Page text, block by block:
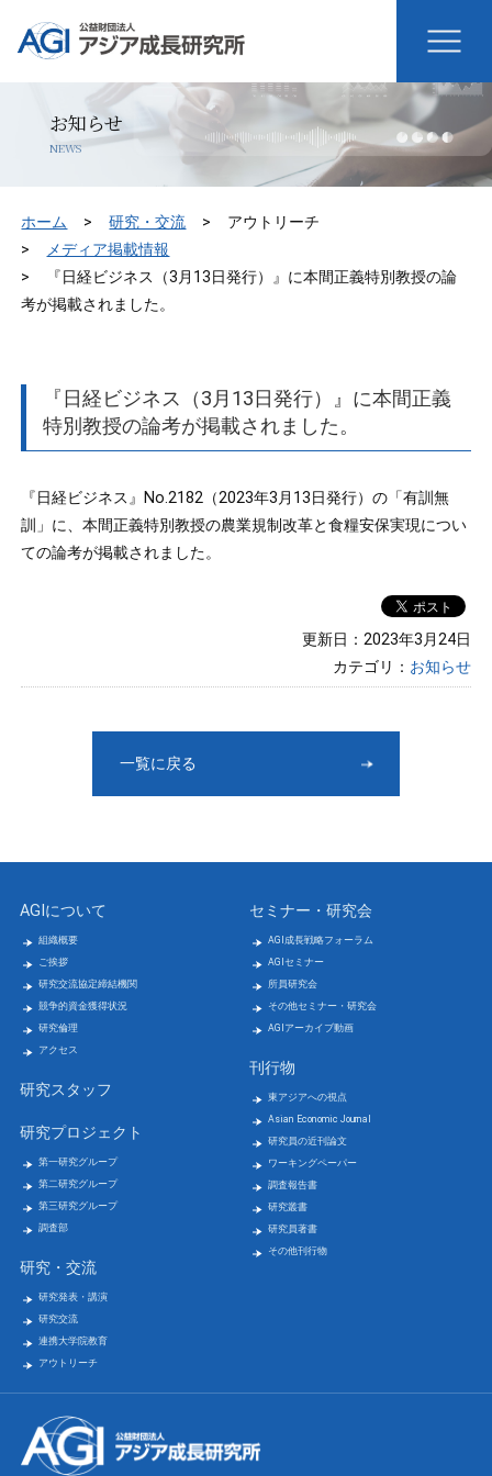
お知らせ
NEWS
ホーム 研究・交流
アウトリーチ
メディア掲載情報
『日経ビジネス（3月13日発行）』に本間正義特別教授の論
考が掲載されました。
『日経ビジネス（3月13日発行）』に本間正義
特別教授の論考が掲載されました。
『日経ビジネス』No.2182（2023年3月13日発行）の「有訓無
訓」に、本間正義特別教授の農業規制改革と食糧安保実現につい
ての論考が掲載されました。
更新日：2023年3月24日
カテゴリ： お知らせ
一覧に戻る
AGIについて
組織概要
ご挨拶
研究交流協定締結機関
競争的資金獲得状況
研究倫理
アクセス
研究スタッフ
研究プロジェクト
第一研究グループ
第二研究グループ
第三研究グループ
調査部
研究・交流
研究発表・講演
研究交流
連携大学院教育
アウトリーチ
セミナー・研究会
AGI成長戦略フォーラム
AGIセミナー
所員研究会
その他セミナー・研究会
AGIアーカイブ動画
刊行物
東アジアへの視点
Asian Economic Journal
研究員の近刊論文
ワーキングペーパー
調査報告書
研究叢書
研究員著書
その他刊行物